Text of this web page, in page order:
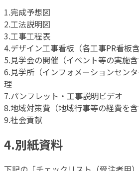
1.完成予想図
2.工法説明図
3.工事工程表
4.デザイン工事看板（各工事PR看板含
5.見学会の開催（イベント等の実施含
6.見学所（インフォメーションセン
理
7.パンフレット・工事説明ビデオ
8.地域対策費（地域行事等の経費を含
9.社会貢献
4.別紙資料